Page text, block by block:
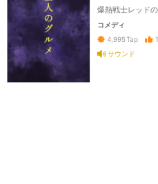
爆熱戦士レッドの
コメディ
4,995Tap
サウンド